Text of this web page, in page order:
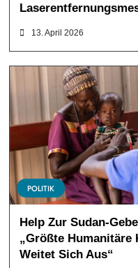
13. April 2026
POLITIK
Help Zur Sudan-
„Größte Humanitäre
Weitet Sich Aus“